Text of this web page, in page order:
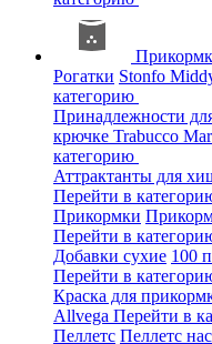
Рогатки Stonfo
категорию
Принадлежности
крючке Trabucco
категорию
Аттрактанты для
Перейти в
Прикормки
Перейти в
Добавки сухие 100
Перейти в
Краска для
Allvega Перейти в
Пеллетс Пеллетс